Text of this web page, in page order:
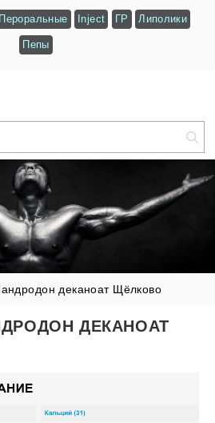
Пероральные Inject ГР Липолики
Пепы
деканоат Щёлково
ДЕКАНОАТ